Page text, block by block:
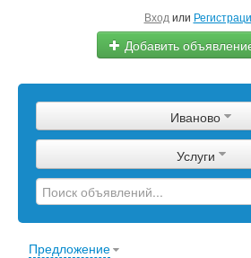
Вход или
Добавить
Сырье
Изделия
Оборудование
Иваново
Услуги
Предложение